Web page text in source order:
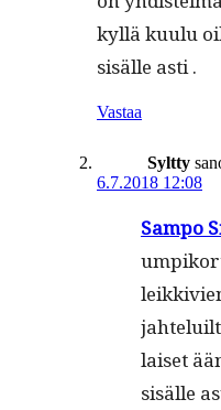
kyl­lä kuu­lu
sisälle asti .
Vastaa
Syltty
6.7.2018 12:08
Sam­po
laiset
sisälle